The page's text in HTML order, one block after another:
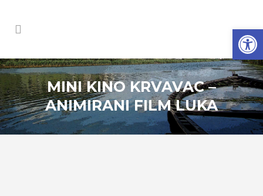
MINI KINO KRVAVAC –
ANIMIRANI FILM LUKA